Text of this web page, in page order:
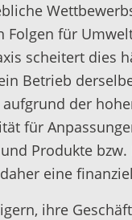
für
scheitert dies
Betrieb
der
für
Produkte
eine
ihre